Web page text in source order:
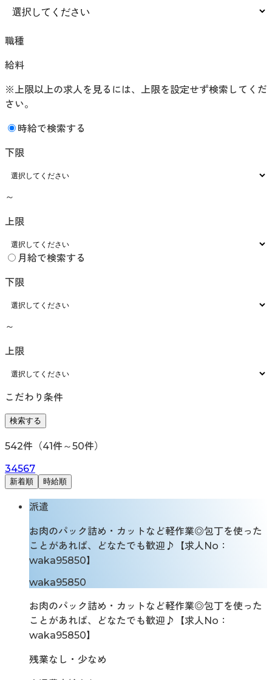
職種
給料
※上限以上の求人を見るには、上限を設定せず検索してくだ
さい。
時給で検索する
下限
～
上限
月給で検索する
下限
～
上限
こだわり条件
検索する
542件（41件～50件）
34567
新着順 時給順
派遣
お肉のパック詰め・カットなど軽作業◎包丁を使った
ことがあれば、どなたでも歓迎♪【求人No：
waka95850】
waka95850
お肉のパック詰め・カットなど軽作業◎包丁を使った
ことがあれば、どなたでも歓迎♪【求人No：
waka95850】
残業なし・少なめ